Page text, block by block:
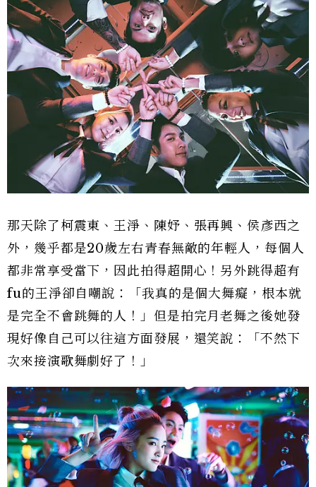
那天除了柯震東、王淨、陳妤、張再興、侯彥西之
外，幾乎都是20歲左右青春無敵的年輕人，每個人
都非常享受當下，因此拍得超開心！另外跳得超有
fu的王淨卻自嘲說：「我真的是個大舞癡，根本就
是完全不會跳舞的人！」但是拍完月老舞之後她發
現好像自己可以往這方面發展，還笑說：「不然下
次來接演歌舞劇好了！」